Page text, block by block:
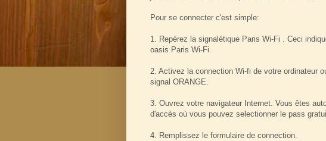
Pour se connecter c'est simple:
1. Repérez la signalétique Paris Wi-Fi . Ceci
oasis Paris Wi-Fi.
2. Activez la connection Wi-fi de votre ordinateur
signal ORANGE.
3. Ouvrez votre navigateur Internet. Vous êtes
d'accès où vous pouvez selectionner le pass
4. Remplissez le formulaire de connection.